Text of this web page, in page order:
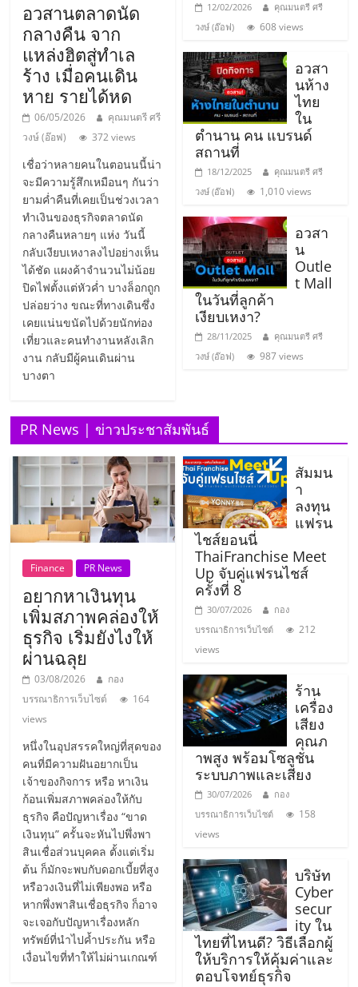
มอี
ไทย,
SMEs,
แฟ
รน
ไชส์,
ปรึกษา
แฟ
รน
ไชส์,
รวม
แฟ
รน
ไชส์
ขาย
แฟ
รน
ไชส์
แฟ
ไชส์
ขาย
หน้า
บ้าน
ลงทุน
น้อย
คืน
ปรึกษา
การ
ลงทุน
และ
ขยาย
สา
ขา
แฟ
รน
ไชส์,
ศูนย์
รวม
แฟ
รน
ไชส์
พร้อม
ทำเล
สำหรับ
เปิด
อวสานตลาดนัด
กลางคืน จาก
แหล่งฮิตสู่ทำเล
ร้าง เมื่อคนเดิน
หาย รายได้หด
06/05/2026
คุณมนตรี ศรี
วงษ์ (อ๊อฟ)
372 views
เชื่อว่าหลายคนในตอนนนี้น่า
จะมีความรู้สึกเหมือนๆ กันว่า
ยามค่ำคืนที่เคยเป็นช่วงเวลา
ทำเงินของธุรกิจตลาดนัด
กลางคืนหลายๆ แห่ง วันนี้
กลับเงียบเหงาลงไปอย่างเห็น
ได้ชัด แผงค้าจำนวนไม่น้อย
ปิดไฟตั้งแต่หัวค่ำ บางล็อกถูก
ปล่อยว่าง ขณะที่ทางเดินซึ่ง
เคยแน่นขนัดไปด้วยนักท่อง
เที่ยวและคนทำงานหลังเลิก
งาน กลับมีผู้คนเดินผ่าน
บางตา
12/02/2026
คุณมนตรี ศรี
วงษ์ (อ๊อฟ)
608 views
อวสา
นห้าง
ไทย
ใน
ตำนาน คน แบรนด์
สถานที่
18/12/2025
คุณมนตรี ศรี
วงษ์ (อ๊อฟ)
1,010 views
อวสา
น
Outle
t Mall
ในวันที่ลูกค้า
เงียบเหงา?
28/11/2025
คุณมนตรี ศรี
วงษ์ (อ๊อฟ)
987 views
PR News | ข่าวประชาสัมพันธ์
Finance PR News
อยากหาเงินทุน
เพิ่มสภาพคล่องให้
ธุรกิจ เริ่มยังไงให้
ผ่านฉลุย
03/08/2026
กอง
บรรณาธิการเว็บไซต์
164
views
หนึ่งในอุปสรรคใหญ่ที่สุดของ
คนที่มีความฝันอยากเป็น
เจ้าของกิจการ หรือ หาเงิน
ก้อนเพิ่มสภาพคล่องให้กับ
ธุรกิจ คือปัญหาเรื่อง “ขาด
เงินทุน” ครั้นจะหันไปพึ่งพา
สินเชื่อส่วนบุคคล ตั้งแต่เริ่ม
ต้น ก็มักจะพบกับดอกเบี้ยที่สูง
หรือวงเงินที่ไม่เพียงพอ หรือ
หากพึ่งพาสินเชื่อธุรกิจ ก็อาจ
จะเจอกับปัญหาเรื่องหลัก
ทรัพย์ที่นำไปค้ำประกัน หรือ
เงื่อนไขที่ทำให้ไม่ผ่านเกณฑ์
สัมมน
า
ลงทุน
แฟรน
ไชส์ยอนนี่
ThaiFranchise Meet
Up จับคู่แฟรนไชส์
ครั้งที่ 8
30/07/2026
กอง
บรรณาธิการเว็บไซต์
212
views
ร้าน
เครื่อง
เสียง
คุณภ
าพสูง พร้อมโซลูชัน
ระบบภาพและเสียง
30/07/2026
กอง
บรรณาธิการเว็บไซต์
158
views
บริษัท
Cyber
secur
ity ใน
ไทยที่ไหนดี? วิธีเลือกผู้
ให้บริการให้คุ้มค่าและ
ตอบโจทย์ธุรกิจ